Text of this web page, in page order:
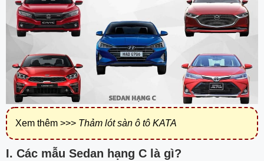
Xem thêm >>> Thảm lót sàn ô tô KATA
I. Các mẫu Sedan hạng C là gì?